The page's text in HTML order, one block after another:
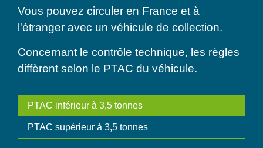
Vous pouvez circuler en France et à
l'étranger avec un véhicule de collection.
Concernant le contrôle technique, les règles
diffèrent selon le PTAC du véhicule.
PTAC inférieur à 3,5 tonnes
PTAC supérieur à 3,5 tonnes